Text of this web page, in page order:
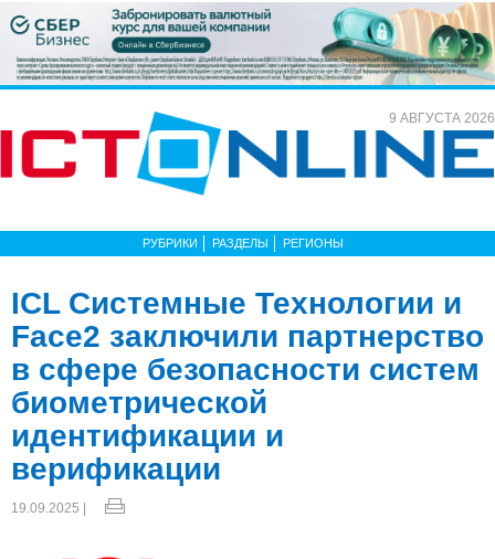
9 АВГУСТА 2026
РУБРИКИ РАЗДЕЛЫ РЕГИОНЫ
ICL Системные Технологии и
Face2 заключили партнерство
в сфере безопасности систем
биометрической
идентификации и
верификации
19.09.2025 |